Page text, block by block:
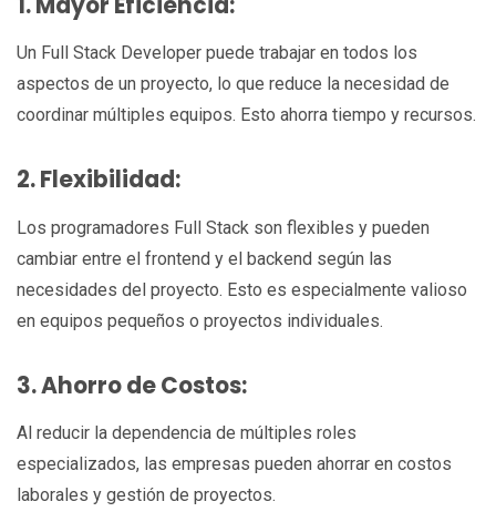
Un Full Stack Developer puede trabajar en todos los
aspectos de un proyecto, lo que reduce la necesidad de
coordinar múltiples equipos. Esto ahorra tiempo y recursos.
2. Flexibilidad:
Los programadores Full Stack son flexibles y pueden
cambiar entre el frontend y el backend según las
necesidades del proyecto. Esto es especialmente valioso
en equipos pequeños o proyectos individuales.
3. Ahorro de Costos:
Al reducir la dependencia de múltiples roles
especializados, las empresas pueden ahorrar en costos
laborales y gestión de proyectos.